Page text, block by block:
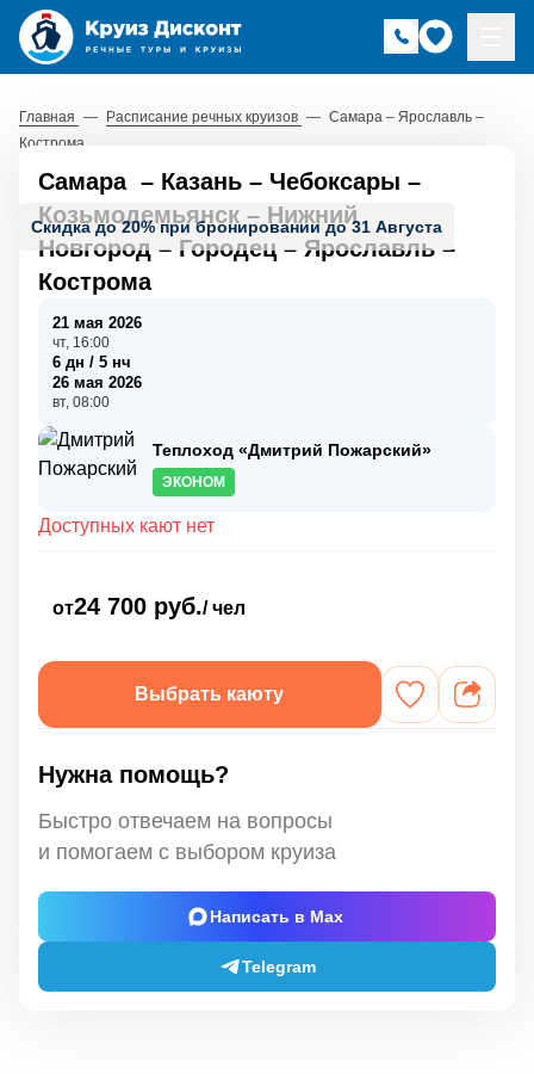
Главная — Расписание речных круизов — Самара – Ярославль –
Кострома
Скидка до 20% при бронировании до 31 Августа
Самара – Казань – Чебоксары –
Козьмодемьянск – Нижний
Новгород – Городец– Ярославль –
Кострома
21 мая 2026
чт, 16:00
6 дн / 5 нч
26 мая 2026
вт, 08:00
Теплоход «Дмитрий Пожарский»
ЭКОНОМ
Доступных кают нет
от24 700 руб./ чел
Выбрать каюту
Нужна помощь?
Быстро отвечаем на вопросы
и помогаем с выбором круиза
Написать в Max
Telegram